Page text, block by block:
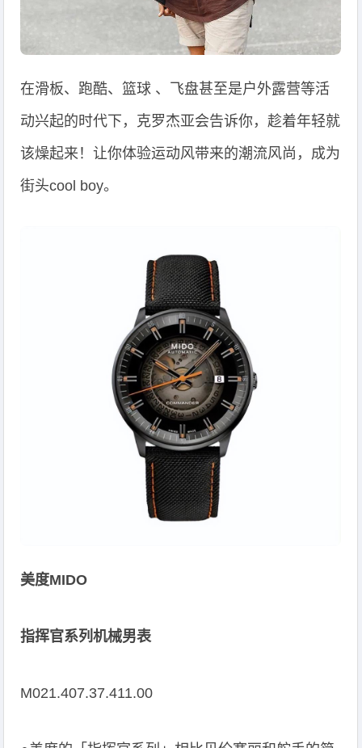
在滑板、跑酷、篮球 、飞盘甚至是户外露营等活
动兴起的时代下，克罗杰亚会告诉你，趁着年轻就
该燥起来！让你体验运动风带来的潮流风尚，成为
街头cool boy。
美度MIDO
指挥官系列机械男表
M021.407.37.411.00